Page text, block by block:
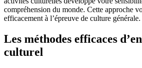
compréhension du monde. Cette approche
efficacement à l’épreuve de culture générale.
Les méthodes efficaces
culturel